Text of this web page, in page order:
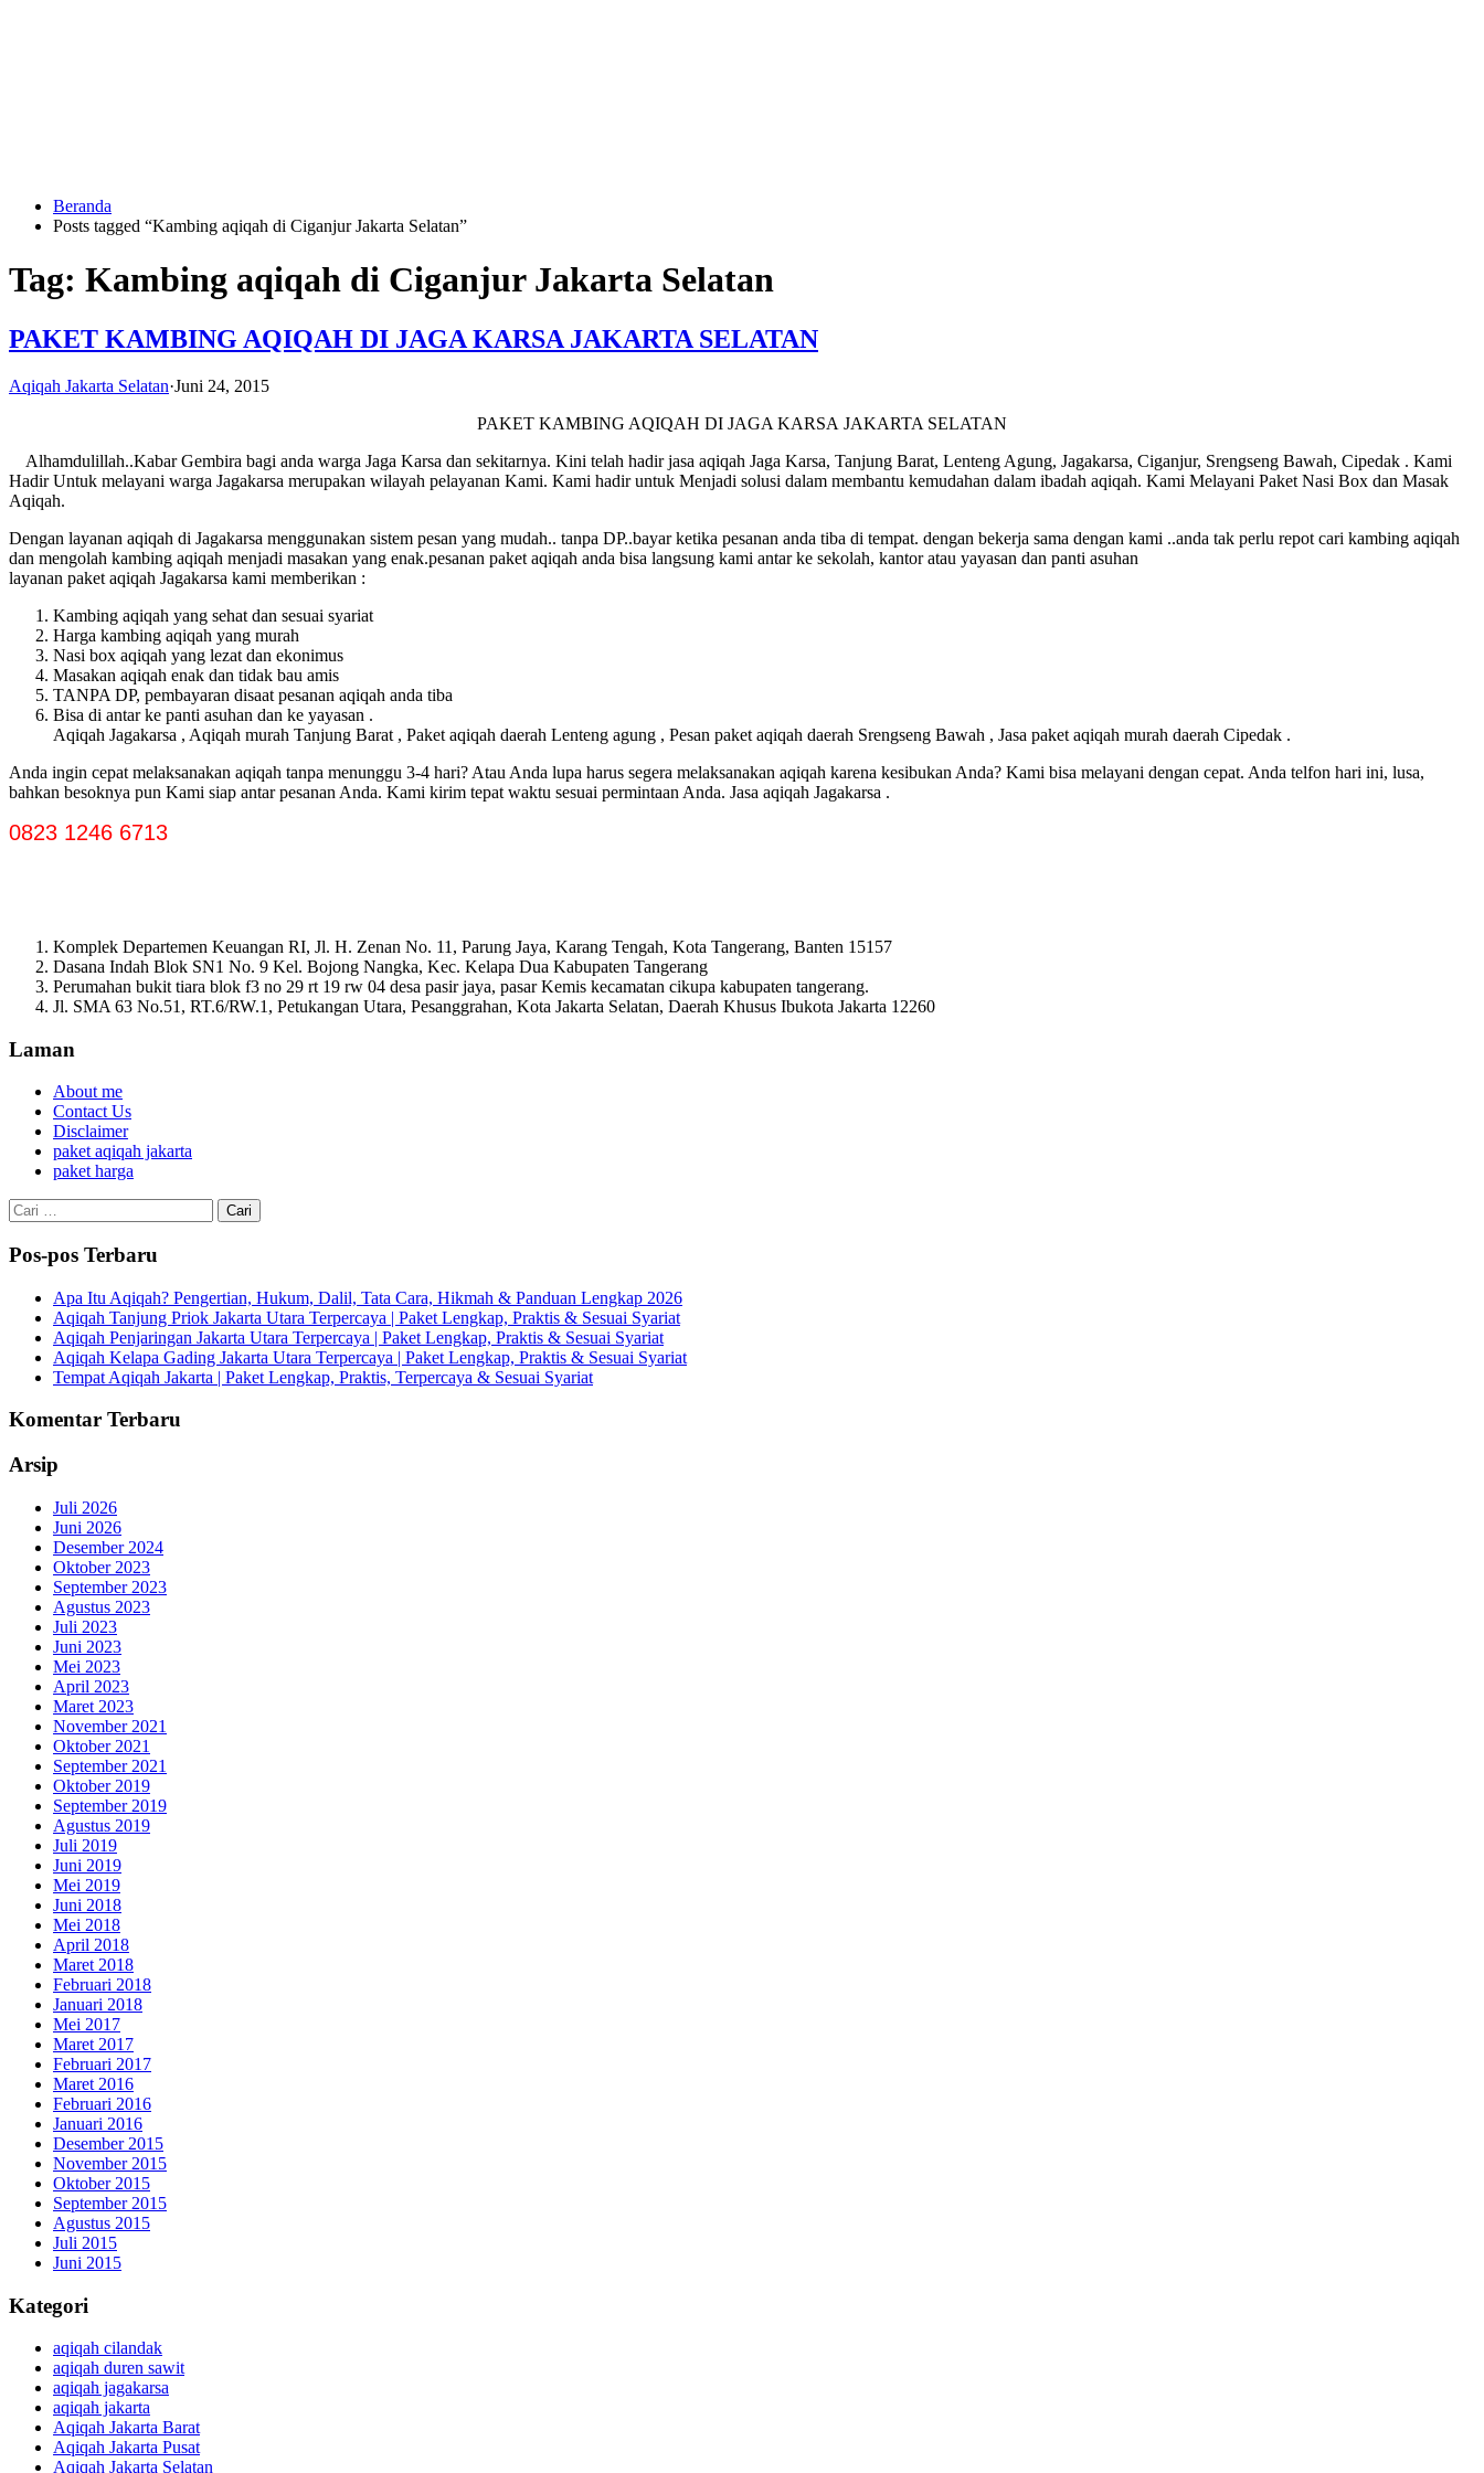
HUBUNGI
KAMI
6713
Beranda
Posts tagged “Kambing aqiqah di Ciganjur Jakarta Selatan”
Tag: Kambing aqiqah di Ciganjur Jakarta Selatan
PAKET KAMBING AQIQAH DI JAGA KARSA JAKARTA SELATAN
Aqiqah Jakarta Selatan·Juni 24, 2015
PAKET KAMBING AQIQAH DI JAGA KARSA JAKARTA SELATAN
Alhamdulillah..Kabar Gembira bagi anda warga Jaga Karsa dan sekitarnya. Kini telah hadir jasa aqiqah Jaga Karsa, Tanjung Barat, Lenteng Agung, Jagakarsa, Ciganjur, Srengseng Bawah, Cipedak . Kami
Hadir Untuk melayani warga Jagakarsa merupakan wilayah pelayanan Kami. Kami hadir untuk Menjadi solusi dalam membantu kemudahan dalam ibadah aqiqah. Kami Melayani Paket Nasi Box dan Masak
Aqiqah.
Dengan layanan aqiqah di Jagakarsa menggunakan sistem pesan yang mudah.. tanpa DP..bayar ketika pesanan anda tiba di tempat. dengan bekerja sama dengan kami ..anda tak perlu repot cari kambing aqiqah
dan mengolah kambing aqiqah menjadi masakan yang enak.pesanan paket aqiqah anda bisa langsung kami antar ke sekolah, kantor atau yayasan dan panti asuhan
layanan paket aqiqah Jagakarsa kami memberikan :
Kambing aqiqah yang sehat dan sesuai syariat
Harga kambing aqiqah yang murah
Nasi box aqiqah yang lezat dan ekonimus
Masakan aqiqah enak dan tidak bau amis
TANPA DP, pembayaran disaat pesanan aqiqah anda tiba
Bisa di antar ke panti asuhan dan ke yayasan .
Aqiqah Jagakarsa , Aqiqah murah Tanjung Barat , Paket aqiqah daerah Lenteng agung , Pesan paket aqiqah daerah Srengseng Bawah , Jasa paket aqiqah murah daerah Cipedak .
Anda ingin cepat melaksanakan aqiqah tanpa menunggu 3-4 hari? Atau Anda lupa harus segera melaksanakan aqiqah karena kesibukan Anda? Kami bisa melayani dengan cepat. Anda telfon hari ini, lusa,
bahkan besoknya pun Kami siap antar pesanan Anda. Kami kirim tepat waktu sesuai permintaan Anda. Jasa aqiqah Jagakarsa .
0823 1246 6713
Komplek Departemen Keuangan RI, Jl. H. Zenan No. 11, Parung Jaya, Karang Tengah, Kota Tangerang, Banten 15157
Dasana Indah Blok SN1 No. 9 Kel. Bojong Nangka, Kec. Kelapa Dua Kabupaten Tangerang
Perumahan bukit tiara blok f3 no 29 rt 19 rw 04 desa pasir jaya, pasar Kemis kecamatan cikupa kabupaten tangerang.
Jl. SMA 63 No.51, RT.6/RW.1, Petukangan Utara, Pesanggrahan, Kota Jakarta Selatan, Daerah Khusus Ibukota Jakarta 12260
Laman
About me
Contact Us
Disclaimer
paket aqiqah jakarta
paket harga
Cari
untuk:
Pos-pos Terbaru
Apa Itu Aqiqah? Pengertian, Hukum, Dalil, Tata Cara, Hikmah & Panduan Lengkap 2026
Aqiqah Tanjung Priok Jakarta Utara Terpercaya | Paket Lengkap, Praktis & Sesuai Syariat
Aqiqah Penjaringan Jakarta Utara Terpercaya | Paket Lengkap, Praktis & Sesuai Syariat
Aqiqah Kelapa Gading Jakarta Utara Terpercaya | Paket Lengkap, Praktis & Sesuai Syariat
Tempat Aqiqah Jakarta | Paket Lengkap, Praktis, Terpercaya & Sesuai Syariat
Komentar Terbaru
Arsip
Juli 2026
Juni 2026
Desember 2024
Oktober 2023
September 2023
Agustus 2023
Juli 2023
Juni 2023
Mei 2023
April 2023
Maret 2023
November 2021
Oktober 2021
September 2021
Oktober 2019
September 2019
Agustus 2019
Juli 2019
Juni 2019
Mei 2019
Juni 2018
Mei 2018
April 2018
Maret 2018
Februari 2018
Januari 2018
Mei 2017
Maret 2017
Februari 2017
Maret 2016
Februari 2016
Januari 2016
Desember 2015
November 2015
Oktober 2015
September 2015
Agustus 2015
Juli 2015
Juni 2015
Kategori
aqiqah cilandak
aqiqah duren sawit
aqiqah jagakarsa
aqiqah jakarta
Aqiqah Jakarta Barat
Aqiqah Jakarta Pusat
Aqiqah Jakarta Selatan